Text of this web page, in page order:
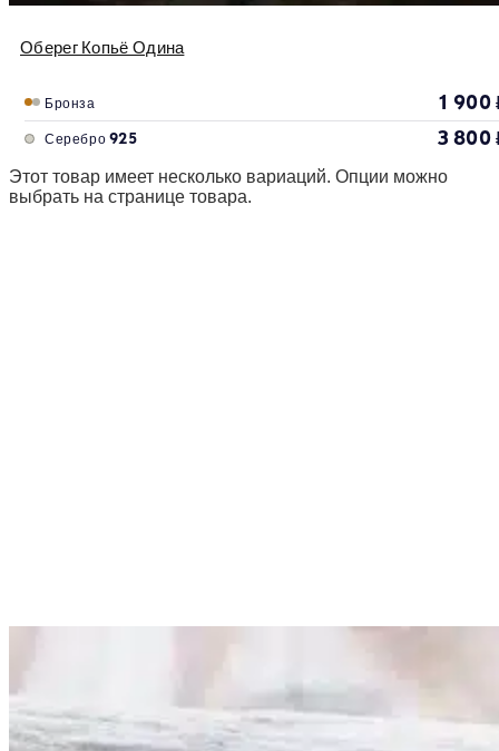
Оберег Копьё Одина
Бронза 1 900
Серебро 925 3 800
Этот товар имеет несколько вариаций. Опции можно
выбрать на странице товара.